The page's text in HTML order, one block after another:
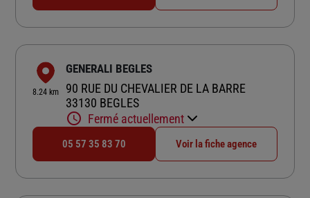
8.24 km
GENERALI BEGLES
90 RUE DU CHEVALIER DE LA BARRE
33130 BEGLES
Fermé actuellement
05 57 35 83 70 Voir la fiche agence